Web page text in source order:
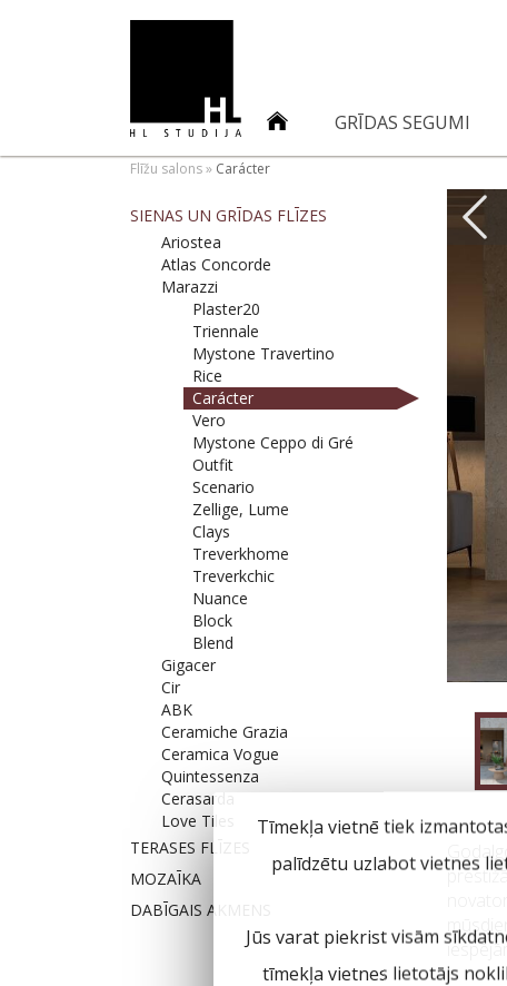
GRĪDAS SEGUMI
Flīžu salons» Carácter
SIENAS UN GRĪDAS FLĪZES
Ariostea
Atlas Concorde
Marazzi
Plaster20
Triennale
Mystone Travertino
Rice
Carácter
Vero
Mystone Ceppo di Gré
Outfit
Scenario
Zellige, Lume
Clays
Treverkhome
Treverkchic
Nuance
Block
Blend
Gigacer
Cir
ABK
Ceramiche Grazia
Ceramica Vogue
Quintessenza
Cerasarda
Love Tiles
TERASES FLĪZES
MOZAĪKA
DABĪGAIS AKMENS
Tīmekļa vietnē tiek
palīdzētu uzlabot vietnes
Jūs varat piekrist visām
tīmekļa vietnes lietotājs